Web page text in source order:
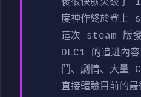
後很快就突破了
度神作終於登上
這次 steam 版發
DLC1 的追进內
鬥、劇情、大量
直接體驗目前的